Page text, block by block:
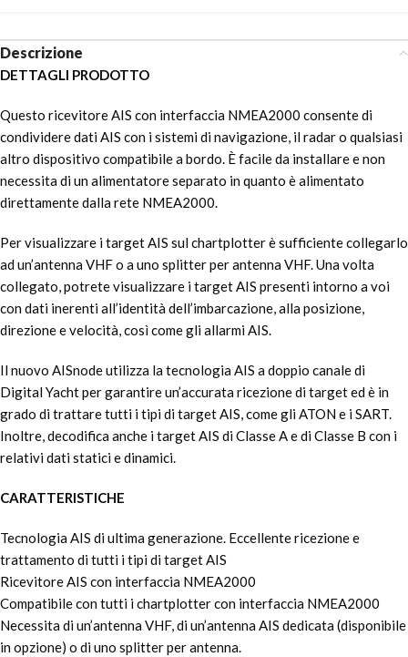
Descrizione
DETTAGLI PRODOTTO
Questo ricevitore AIS con interfaccia NMEA2000 consente di
condividere dati AIS con i sistemi di navigazione, il radar o qualsiasi
altro dispositivo compatibile a bordo. È facile da installare e non
necessita di un alimentatore separato in quanto è alimentato
direttamente dalla rete NMEA2000.
Per visualizzare i target AIS sul chartplotter è sufficiente collegarlo
ad un’antenna VHF o a uno splitter per antenna VHF. Una volta
collegato, potrete visualizzare i target AIS presenti intorno a voi
con dati inerenti all’identità dell’imbarcazione, alla posizione,
direzione e velocità, così come gli allarmi AIS.
Il nuovo AISnode utilizza la tecnologia AIS a doppio canale di
Digital Yacht per garantire un’accurata ricezione di target ed è in
grado di trattare tutti i tipi di target AIS, come gli ATON e i SART.
Inoltre, decodifica anche i target AIS di Classe A e di Classe B con i
relativi dati statici e dinamici.
CARATTERISTICHE
Tecnologia AIS di ultima generazione. Eccellente ricezione e
trattamento di tutti i tipi di target AIS
Ricevitore AIS con interfaccia NMEA2000
Compatibile con tutti i chartplotter con interfaccia NMEA2000
Necessita di un’antenna VHF, di un’antenna AIS dedicata (disponibile
in opzione) o di uno splitter per antenna.